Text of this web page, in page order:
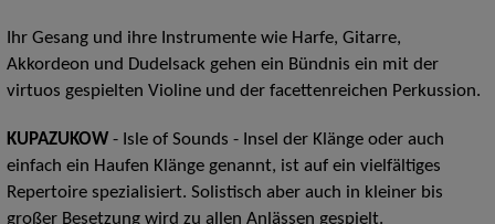
Ihr Gesang und ihre Instrumente wie Harfe, Gitarre,
Akkordeon und Dudelsack gehen ein Bündnis ein mit der
virtuos gespielten Violine und der facettenreichen Perkussion.
KUPAZUKOW- Isle of Sounds - Insel der Klänge oder auch
einfach ein Haufen Klänge genannt, ist auf ein vielfältiges
Repertoire spezialisiert. Solistisch aber auch in kleiner bis
großer Besetzung wird zu allen Anlässen gespielt.